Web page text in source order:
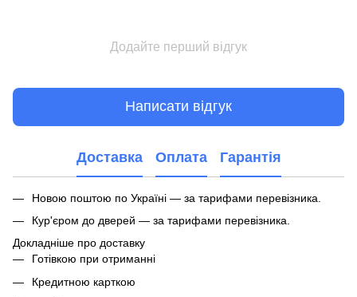
Додайте перший відгук
Написати відгук
Доставка Оплата Гарантія
Новою поштою по Україні — за тарифами перевізника.
Кур'єром до дверей — за тарифами перевізника.
Докладніше про доставку
Готівкою при отриманні
Кредитною карткою